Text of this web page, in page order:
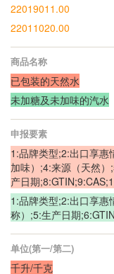
22019011.00
22011020.00
商品名称
已包装的天然水
未加糖及未加味的汽水
申报要素
1:品牌类型;2:出口享惠
加味）;4:来源（天然
产日期
1:品牌类型;2:出口享惠
称）;5:生产日期
单位(第一/第二)
千升/千克